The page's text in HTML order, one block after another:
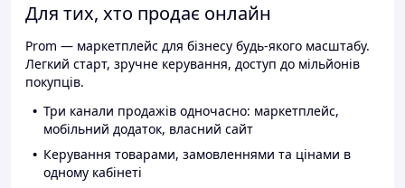
Для тих, хто продає онлайн
Prom — маркетплейс для бізнесу будь-якого масштабу.
Легкий старт, зручне керування, доступ до мільйонів
покупців.
Три канали продажів одночасно: маркетплейс,
мобільний додаток, власний сайт
Керування товарами, замовленнями та цінами в
одному кабінеті